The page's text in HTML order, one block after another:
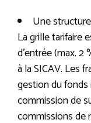
Une
La grille tarifaire
d’entrée (max.
à la SICAV. Les
gestion du fonds
commission de
commissions de